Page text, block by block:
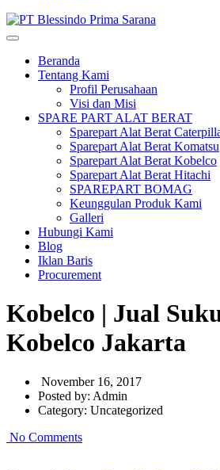
Beranda
Tentang Kami
Profil Perusahaan
Visi dan Misi
SPARE PART ALAT BERAT
Sparepart Alat Berat
Sparepart Alat Berat Komatsu
Sparepart Alat Berat Kobelco
Sparepart Alat Berat Hitachi
SPAREPART BOMAG
Keunggulan Produk Kami
Galleri
Hubungi Kami
Blog
Iklan Baris
Procurement
Kobelco | Jual
Kobelco Jakarta
November 16, 2017
Posted by: Admin
Category: Uncategorized
No Comments